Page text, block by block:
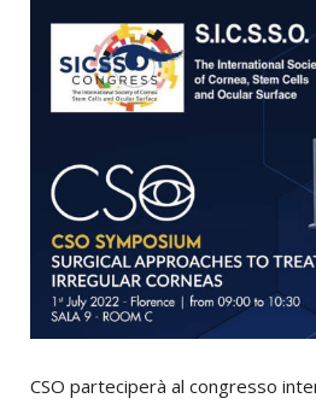
CSO parteciperà al congresso